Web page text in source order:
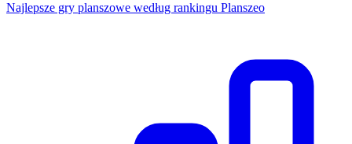
Najlepsze gry planszowe według rankingu Planszeo